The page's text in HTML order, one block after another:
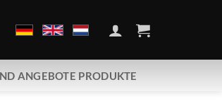
ANGEBOTE PRODUKTE